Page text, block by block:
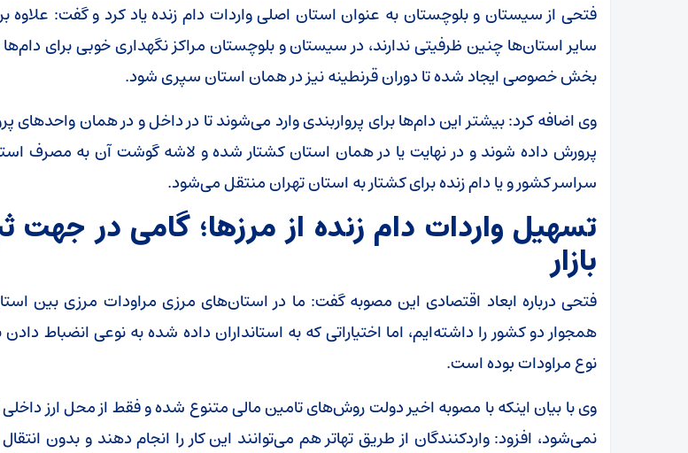
فتحی از سیستان و بلوچستان به عنوان استان اصلی واردات دام زنده یاد کرد و گفت: علاوه
سایر استان‌ها چنین ظرفیتی ندارند، در سیستان و بلوچستان مراکز نگهداری خوبی برای
بخش خصوصی ایجاد شده تا دوران قرنطینه نیز در همان استان سپری شود.
وی اضافه کرد: بیشتر این دام‌ها برای پرواربندی وارد می‌شوند تا در داخل و در همان واحد‌های
پرورش داده شوند و در نهایت یا در همان استان کشتار شده و لاشه گوشت آن به مصرف
سراسر کشور و یا دام زنده برای کشتار به استان تهران منتقل می‌شود.
تسهیل واردات دام زنده از مرزها؛ گامی در جهت
بازار
فتحی درباره ابعاد اقتصادی این مصوبه گفت: ما در استان‌های مرزی مراودات مرزی بین
همجوار دو کشور را داشته‌ایم، اما اختیاراتی که به استانداران داده شده به نوعی انضباط
نوع مراودات بوده است.
وی با بیان اینکه با مصوبه اخیر دولت روش‌های تامین مالی متنوع شده و فقط از محل ارز
نمی‌شود، افزود: واردکنندگان از طریق تهاتر هم می‌توانند این کار را انجام دهند و بدون انتقال